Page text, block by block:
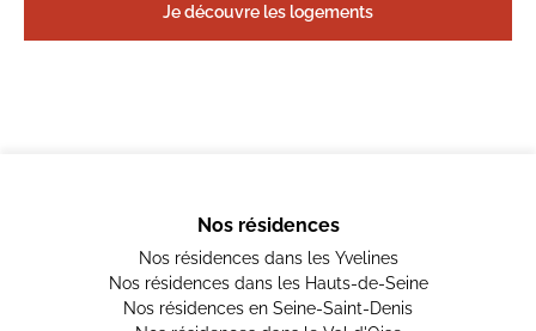
Je découvre les logements
Nos résidences
Nos résidences dans les Yvelines
Nos résidences dans les Hauts-de-Seine
Nos résidences en Seine-Saint-Denis